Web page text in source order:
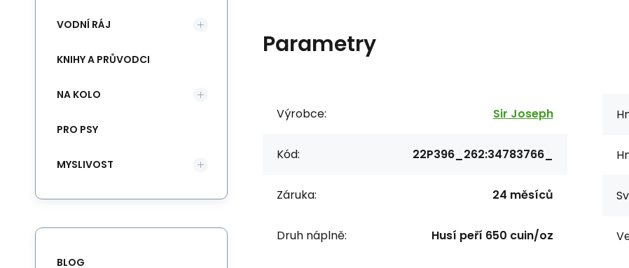
Parametry
Výrobce: Sir Joseph
Kód: 22P396_262:34783766_
Záruka: 24 měsíců
Druh náplně: Husí peří 650 cuin/oz
VODNÍ RÁJ
KNIHY A PRŮVODCI
NA KOLO
PRO PSY
MYSLIVOST
BLOG